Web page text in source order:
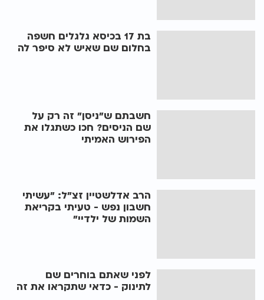
בת 17 בכיסא גלגלים חשפה
בחלום שם שאיש לא סיפר לה
חשבתם ש"ניסן" זה רק על
שם הניסים? חכו כשתגלו את
הפירוש האמיתי
הרב אדלשטיין זצ"ל: "עשיתי
חשבון נפש - טעיתי בקריאת
השמות של ילדיי"
לפני שאתם בוחרים שם
לתינוק - כדאי שתקראו את זה